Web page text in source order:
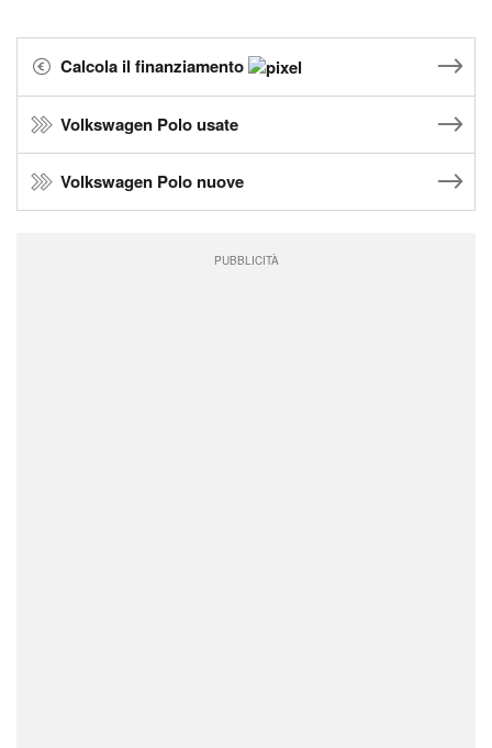
Calcola il finanziamento
Volkswagen Polo usate
Volkswagen Polo nuove
PUBBLICITÀ